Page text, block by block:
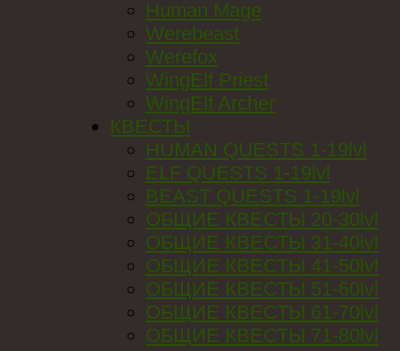
Human Mage
Werebeast
Werefox
WingElf Priest
WingElf Archer
КВЕСТЫ
HUMAN QUESTS 1-19lvl
ELF QUESTS 1-19lvl
BEAST QUESTS 1-19lvl
ОБЩИЕ КВЕСТЫ 20-30lvl
ОБЩИЕ КВЕСТЫ 31-40lvl
ОБЩИЕ КВЕСТЫ 41-50lvl
ОБЩИЕ КВЕСТЫ 51-60lvl
ОБЩИЕ КВЕСТЫ 61-70lvl
ОБЩИЕ КВЕСТЫ 71-80lvl